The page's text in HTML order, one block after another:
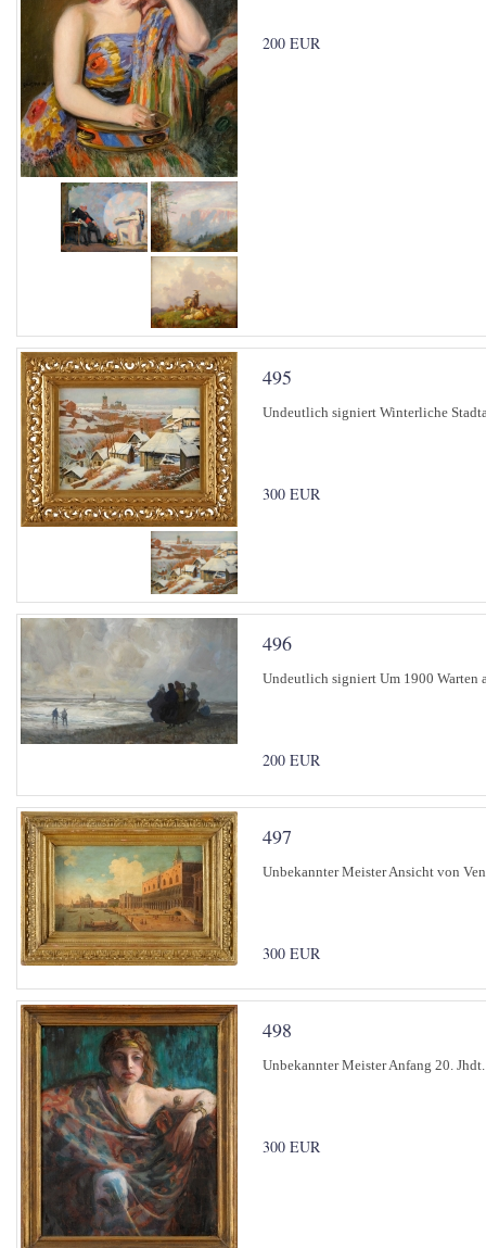
200 EUR
495
Undeutlich signiert Winterliche
300 EUR
496
Undeutlich signiert Um 1900 Warten
200 EUR
497
Unbekannter Meister Ansicht von
300 EUR
498
Unbekannter Meister Anfang 20.
300 EUR